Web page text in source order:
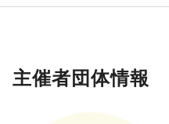
主催者団体情報